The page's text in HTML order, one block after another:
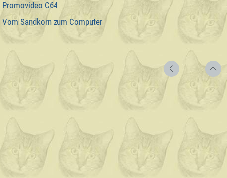
Promovideo C64
Vom Sandkorn zum Computer